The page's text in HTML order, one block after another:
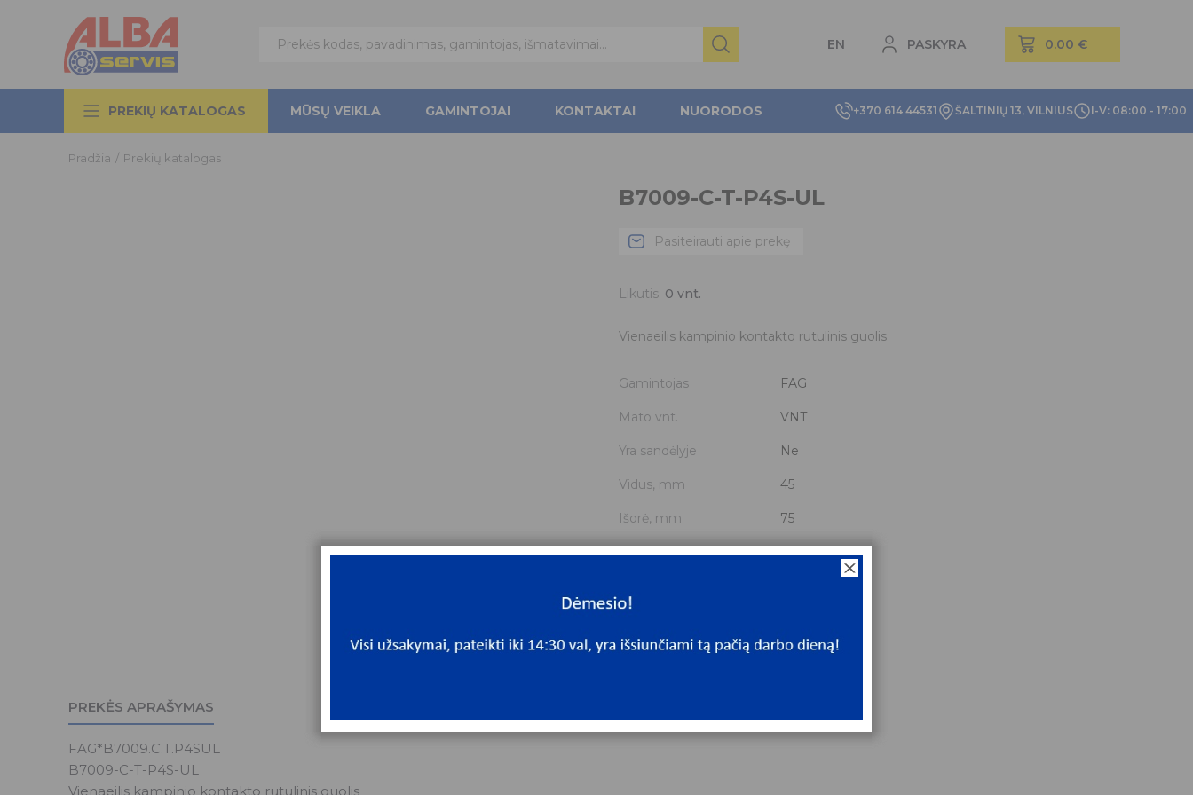
EN PASKYRA
+370 614 44531 ŠALTINIŲ 13, VILNIUS I-V: 08:00 - 17:00
PREKIŲ KATALOGAS MŪSŲ VEIKLA GAMINTOJAI KONTAKTAI NUORODOS
Pradžia / Prekių katalogas
B7009-C-T-P4S-UL
Pasiteirauti apie prekę
Likutis: 0 vnt.
Vienaeilis kampinio kontakto rutulinis guolis
Gamintojas FAG
Mato vnt. VNT
Yra sandėlyje Ne
Vidus, mm 45
Išorė, mm 75
Storis, mm 16
PREKĖS APRAŠYMAS
FAG*B7009.C.T.P4SUL
B7009-C-T-P4S-UL
Vienaeilis kampinio kontakto rutulinis guolis